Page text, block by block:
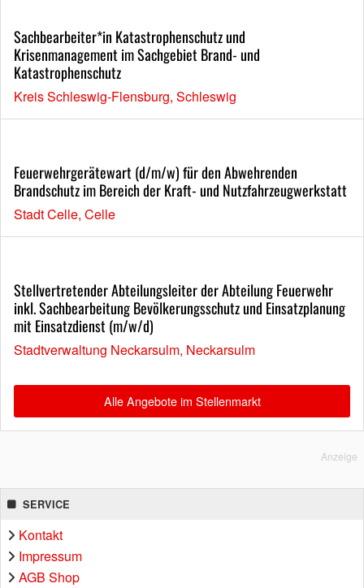
Sachbearbeiter*in Katastrophenschutz und
Krisenmanagement im Sachgebiet Brand- und
Katastrophenschutz
Kreis Schleswig-Flensburg, Schleswig
Feuerwehrgerätewart (d/m/w) für den Abwehrenden
Brandschutz im Bereich der Kraft- und Nutzfahrzeugwerkstatt
Stadt Celle, Celle
Stellvertretender Abteilungsleiter der Abteilung Feuerwehr
inkl. Sachbearbeitung Bevölkerungsschutz und Einsatzplanung
mit Einsatzdienst (m/w/d)
Stadtverwaltung Neckarsulm, Neckarsulm
Alle Angebote im Stellenmarkt
Anzeige
SERVICE
Kontakt
Impressum
AGB Shop